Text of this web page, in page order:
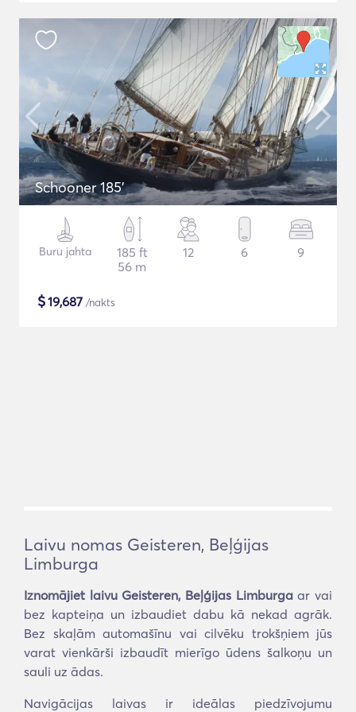
Schooner 185'
Buru jahta
185 ft
56 m
12 6 9
$19,687 /nakts
Laivu nomas Geisteren, Beļģijas
Limburga
Iznomājiet laivu Geisteren, Beļģijas Limburgaar vai
bez kapteiņa un izbaudiet dabu kā nekad agrāk.
Bez skaļām automašīnu vai cilvēku trokšņiem jūs
varat vienkārši izbaudīt mierīgo ūdens šalkoņu un
sauli uz ādas.
Navigācijas laivas ir ideālas piedzīvojumu